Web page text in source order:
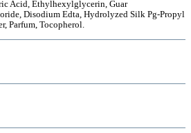
Acid, Ethylhexylglycerin, Guar
Disodium Edta, Hydrolyzed Silk Pg-Propyl
Parfum, Tocopherol.